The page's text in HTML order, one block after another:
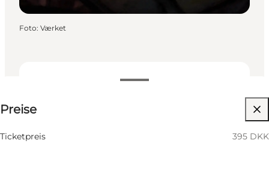
Preise
Ticketpreis 395 DKK
Foto: Værket